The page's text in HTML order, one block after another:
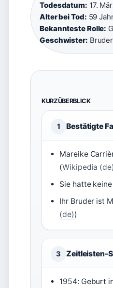
Todesdatum: 17.
Alter bei Tod: 59
Bekannteste Rolle:
Geschwister:
KURZÜBERBLICK
1 Bestätigte
Mareike
(Wikipedia (de)
Sie hatte
Ihr Bruder ist
(de))
3 Zeitleisten-
1954: Geburt